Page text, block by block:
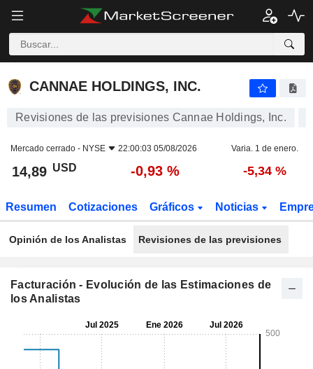
CANNAE HOLDINGS, INC.
CANNAE HOLDINGS, INC.
Revisiones de las previsiones Cannae Holdings, Inc.
Mercado cerrado - NYSE 22:00:03 05/08/2026 Varia. 1 de enero.
14,89 USD -0,93 % -5,34 %
Resumen Cotizaciones Gráficos Noticias
Opinión de los Analistas Revisiones de las previsiones
Facturación - Evolución de las Estimaciones de
los Analistas